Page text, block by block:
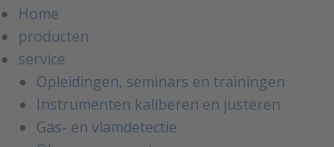
Home
producten
service
Opleidingen, seminars en trainingen
Instrumenten kaliberen en justeren
Gas- en vlamdetectie